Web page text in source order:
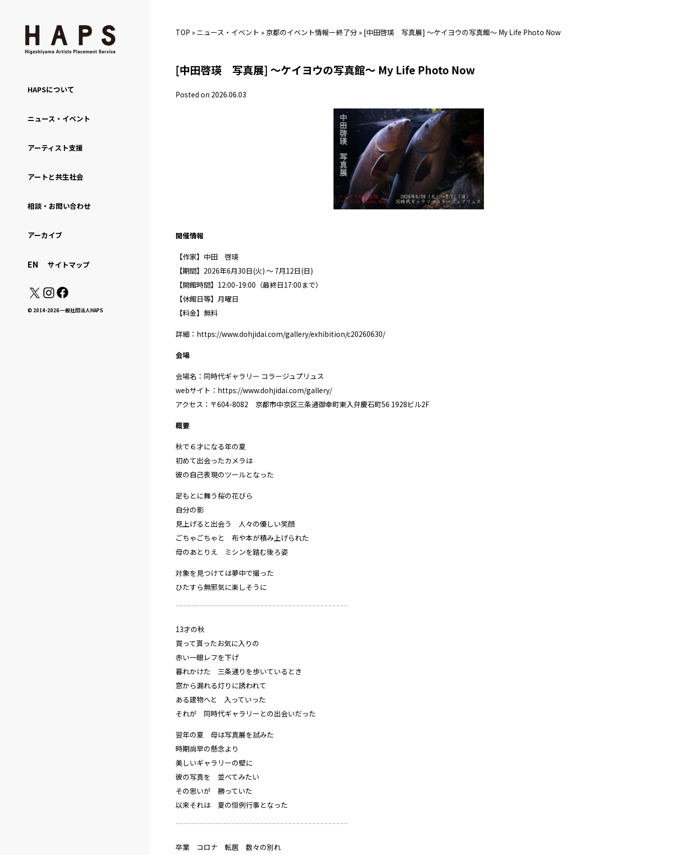
HAPSについて
ニュース・イベント
アーティスト支援
アートと共生社会
相談・お問い合わせ
アーカイブ
EN サイトマップ
© 2014-2026 一般社団法人HAPS
TOP » ニュース・イベント » 京都のイベント情報ー終了分 » [中田啓瑛 写真展] ～ケイヨウの写真館～ My Life Photo Now
[中田啓瑛 写真展] ～ケイヨウの写真館～ My Life Photo Now
Posted on 2026.06.03
開催情報
【作家】中田 啓瑛
【期間】2026年6月30日(火) ～ 7月12日(日)
【開館時間】12:00-19:00（最終日17:00まで）
【休館日等】月曜日
【料金】無料
詳細： https://www.dohjidai.com/gallery/exhibition/c20260630/
会場
会場名：同時代ギャラリー コラージュプリュス
webサイト： https://www.dohjidai.com/gallery/
アクセス：〒604-8082 京都市中京区三条通御幸町東入弁慶石町56 1928ビル2F
概要
秋で６才になる年の夏
初めて出会ったカメラは
彼の自己表現のツールとなった
足もとに舞う桜の花びら
自分の影
見上げると出会う 人々の優しい笑顔
ごちゃごちゃと 布や本が積み上げられた
母のあとりえ ミシンを踏む後ろ姿
対象を見つけては夢中で撮った
ひたすら無邪気に楽しそうに
¨¨¨¨¨¨¨¨¨¨¨¨¨¨¨¨¨¨¨¨¨¨¨¨¨¨¨¨¨¨¨¨¨¨¨¨¨¨¨¨¨¨¨
13才の秋
買って貰ったお気に入りの
赤い一眼レフを下げ
暮れかけた 三条通りを歩いているとき
窓から漏れる灯りに誘われて
ある建物へと 入っていった
それが 同時代ギャラリーとの出会いだった
翌年の夏 母は写真展を試みた
時期尚早の懸念より
美しいギャラリーの壁に
彼の写真を 並べてみたい
その思いが 勝っていた
以来それは 夏の恒例行事となった
¨¨¨¨¨¨¨¨¨¨¨¨¨¨¨¨¨¨¨¨¨¨¨¨¨¨¨¨¨¨¨¨¨¨¨¨¨¨¨¨¨¨¨
卒業 コロナ 転居 数々の別れ